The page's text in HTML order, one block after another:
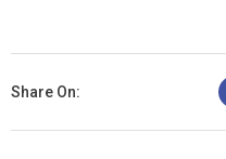
Share On: